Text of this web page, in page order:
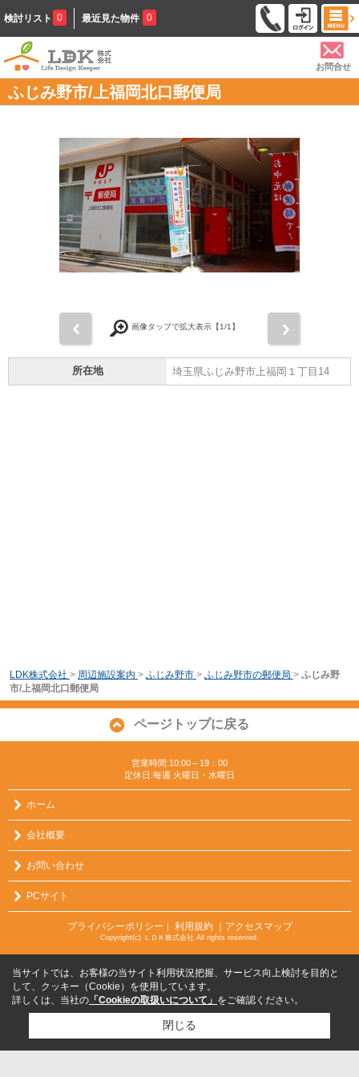
検討リスト 0 最近見た物件 0
お問合せ
ふじみ野市/上福岡北口郵便局
画像タップで拡大表示【1/1】
所在地 埼玉県ふじみ野市上福岡１丁目14
LDK株式会社 > 周辺施設案内 > ふじみ野市 > ふじみ野市の郵便局 > ふじみ野
市/上福岡北口郵便局
ページトップに戻る
営業時間:10:00～19：00
定休日:毎週 火曜日・水曜日
ホーム
会社概要
お問い合わせ
PCサイト
プライバシーポリシー ｜ 利用規約 ｜アクセスマップ
Copyright(c) ＬＤＫ株式会社 All rights reserved.
当サイトでは、お客様の当サイト利用状況把握、サービス向上検討を目的と
して、クッキー（Cookie）を使用しています。
詳しくは、当社の 「Cookieの取扱いについて」 をご確認ください。
閉じる